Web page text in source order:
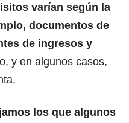
varían según la
documentos de
de ingresos y
y en algunos casos,
los que algunos